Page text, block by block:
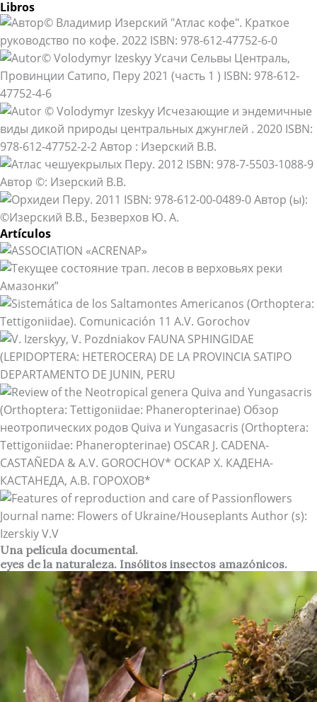
Libros
Artículos
Una película documental.
eyes de la naturaleza. Insólitos insectos amazónicos.